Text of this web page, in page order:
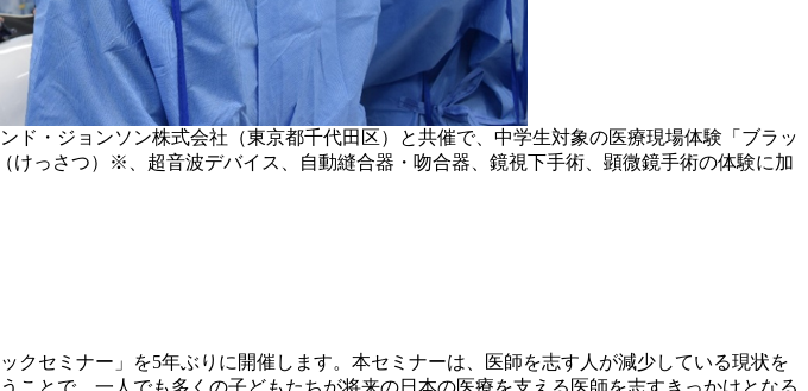
・ジョンソン株式会社（東京都千代田区）と共催で、中学生対象の医療現場体験「ブラッ
っさつ）※、超音波デバイス、自動縫合器・吻合器、鏡視下手術、顕微鏡手術の体験に加
セミナー」を5年ぶりに開催します。本セミナーは、医師を志す人が減少している現状を
とで、一人でも多くの子どもたちが将来の日本の医療を支える医師を志すきっかけとなる